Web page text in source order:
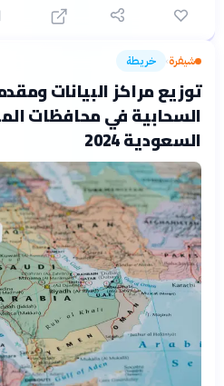
شيفرة› خريطة
توزيع مراكز البيانات
السحابية في محافظات
السعودية 2024